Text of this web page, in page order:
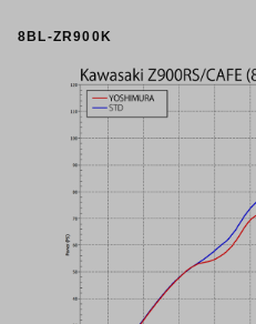
8BL-ZR900K